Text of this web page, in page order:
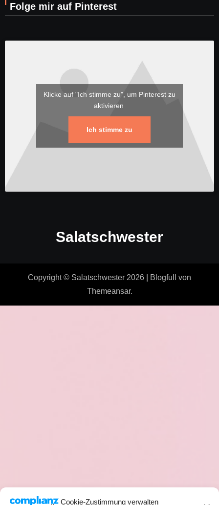
Cookie-Zustimmung verwalten
Folge mir auf Pinterest
Klicke auf "Ich stimme zu", um Pinterest zu
aktivieren
Ich stimme zu
Salatschwester
Copyright © Salatschwester 2026 Blogfull
von
Themeansar.